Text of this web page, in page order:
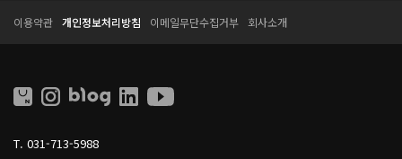
T. 031-713-5988
이용약관 개인정보처리방침 이메일무단수집거부 회사소개